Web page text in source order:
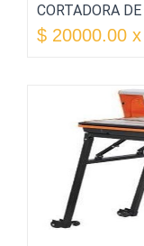
CORTADORA
$ 20000.00